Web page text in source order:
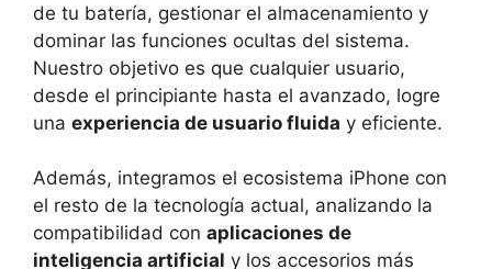
de tu batería, gestionar el almacenamiento y
dominar las funciones ocultas del sistema.
Nuestro objetivo es que cualquier usuario,
desde el principiante hasta el avanzado, logre
una experiencia de usuario fluida y eficiente.
Además, integramos el ecosistema iPhone con
el resto de la tecnología actual, analizando la
compatibilidad con aplicaciones de
inteligencia artificial y los accesorios más